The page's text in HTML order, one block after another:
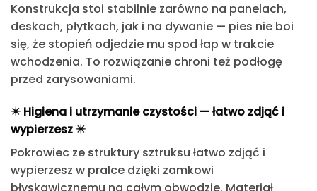
Konstrukcja stoi stabilnie zarówno na panelach,
deskach, płytkach, jak i na dywanie — pies nie boi
się, że stopień odjedzie mu spod łap w trakcie
wchodzenia. To rozwiązanie chroni też podłogę
przed zarysowaniami.
✴️ Higiena i utrzymanie czystości — łatwo zdjąć i
wypierzesz✴️
Pokrowiec ze struktury sztruksu łatwo zdjąć i
wypierzesz w pralce dzięki zamkowi